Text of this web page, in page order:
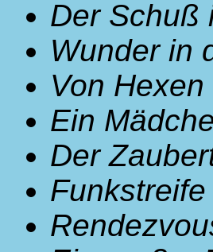
Der Schuß
Wunder in
Von
Ein
Der